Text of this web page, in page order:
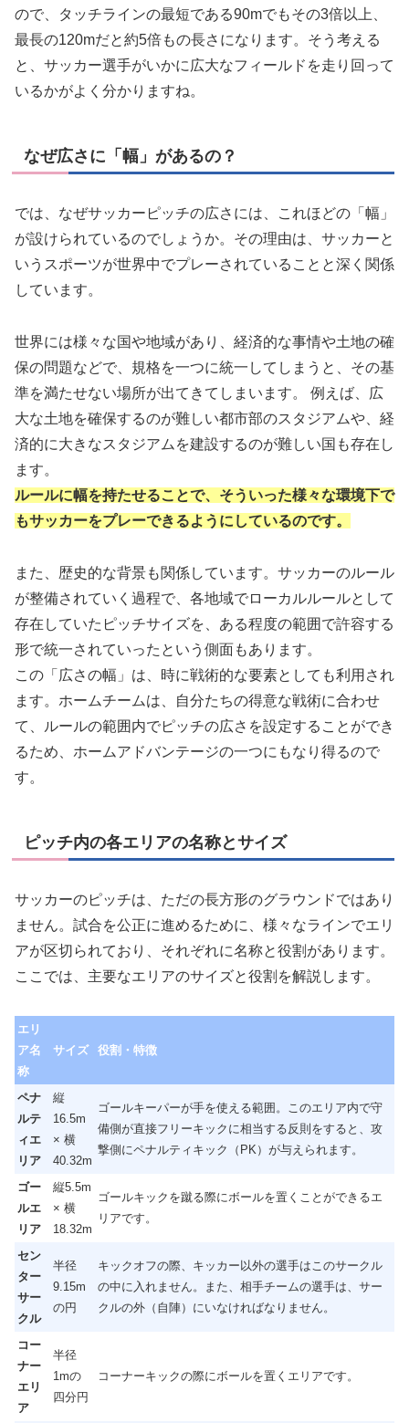
ので、タッチラインの最短である90mでもその3倍以上、
最長の120mだと約5倍もの長さになります。そう考える
と、サッカー選手がいかに広大なフィールドを走り回って
いるかがよく分かりますね。
なぜ広さに「幅」があるの？
では、なぜサッカーピッチの広さには、これほどの「幅」
が設けられているのでしょうか。その理由は、サッカーと
いうスポーツが世界中でプレーされていることと深く関係
しています。
世界には様々な国や地域があり、経済的な事情や土地の確
保の問題などで、規格を一つに統一してしまうと、その基
準を満たせない場所が出てきてしまいます。 例えば、広
大な土地を確保するのが難しい都市部のスタジアムや、経
済的に大きなスタジアムを建設するのが難しい国も存在し
ます。
ルールに幅を持たせることで、そういった様々な環境下で
もサッカーをプレーできるようにしているのです。
また、歴史的な背景も関係しています。サッカーのルール
が整備されていく過程で、各地域でローカルルールとして
存在していたピッチサイズを、ある程度の範囲で許容する
形で統一されていったという側面もあります。
この「広さの幅」は、時に戦術的な要素としても利用され
ます。ホームチームは、自分たちの得意な戦術に合わせ
て、ルールの範囲内でピッチの広さを設定することができ
るため、ホームアドバンテージの一つにもなり得るので
す。
ピッチ内の各エリアの名称とサイズ
サッカーのピッチは、ただの長方形のグラウンドではあり
ません。試合を公正に進めるために、様々なラインでエリ
アが区切られており、それぞれに名称と役割があります。
ここでは、主要なエリアのサイズと役割を解説します。
エリ
ア名
称
サイズ 役割・特徴
ペナ
ルテ
ィエ
リア
縦
16.5m
× 横
40.32m
ゴールキーパーが手を使える範囲。このエリア内で守
備側が直接フリーキックに相当する反則をすると、攻
撃側にペナルティキック（PK）が与えられます。
ゴー
ルエ
リア
縦5.5m
× 横
18.32m
ゴールキックを蹴る際にボールを置くことができるエ
リアです。
セン
ター
サー
クル
半径
9.15m
の円
キックオフの際、キッカー以外の選手はこのサークル
の中に入れません。また、相手チームの選手は、サー
クルの外（自陣）にいなければなりません。
コー
ナー
エリ
ア
半径
1mの
四分円
コーナーキックの際にボールを置くエリアです。